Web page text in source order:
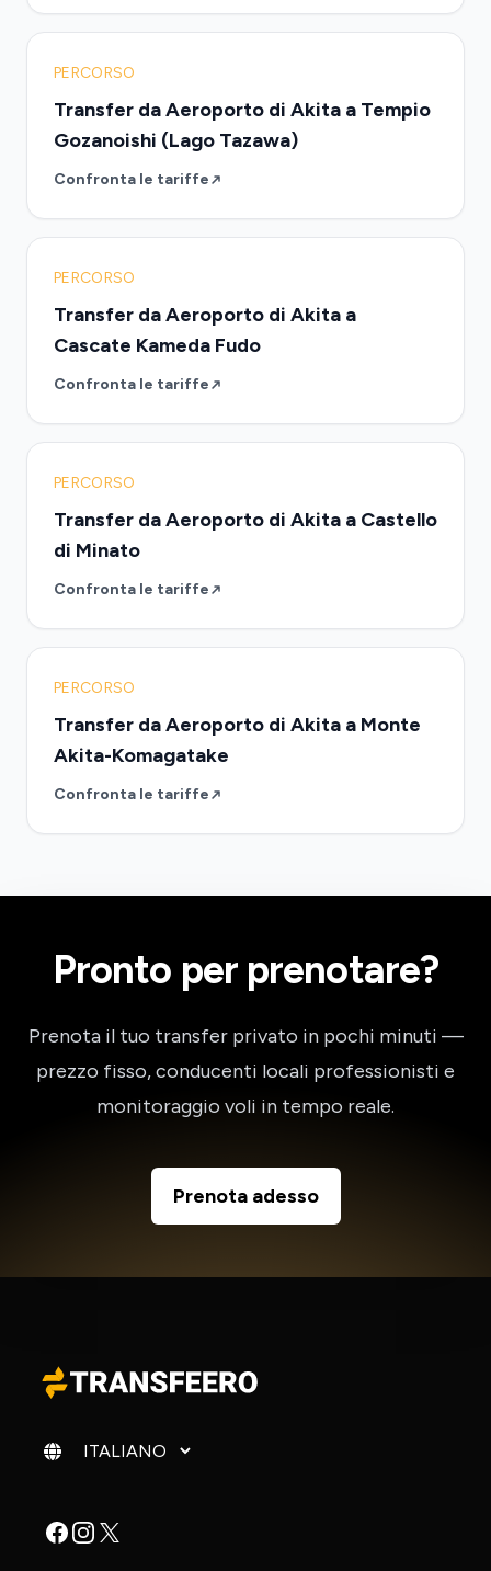
PERCORSO
Transfer da Aeroporto di Akita a Tempio
Gozanoishi (Lago Tazawa)
Confronta le tariffe
PERCORSO
Transfer da Aeroporto di Akita a
Cascate Kameda Fudo
Confronta le tariffe
PERCORSO
Transfer da Aeroporto di Akita a Castello
di Minato
Confronta le tariffe
PERCORSO
Transfer da Aeroporto di Akita a Monte
Akita-Komagatake
Confronta le tariffe
Pronto per prenotare?
Prenota il tuo transfer privato in pochi minuti —
prezzo fisso, conducenti locali professionisti e
monitoraggio voli in tempo reale.
Prenota adesso
Cambia lingua
Facebook
Instagram
X